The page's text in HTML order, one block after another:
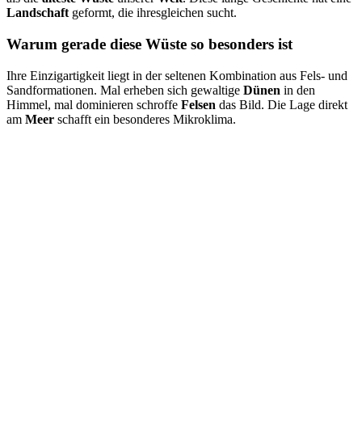
Landschaft geformt, die ihresgleichen sucht.
Warum gerade diese Wüste so besonders ist
Ihre Einzigartigkeit liegt in der seltenen Kombination aus Fels- und
Sandformationen. Mal erheben sich gewaltige Dünen in den
Himmel, mal dominieren schroffe Felsen das Bild. Die Lage direkt
am Meer schafft ein besonderes Mikroklima.